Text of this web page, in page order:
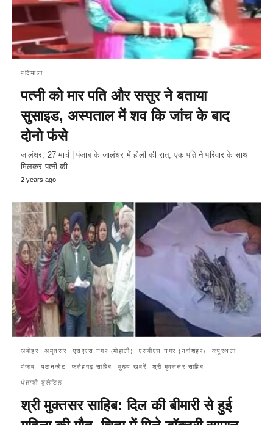
पटियाला
पत्नी को मार पति और ससुर ने बताया
सुसाइड, अस्पताल में शव कि जांच के बाद
दोनो फंसे
जालंधर, 27 मार्च | पंजाब के जालंधर में होली की रात, एक पति ने परिवार के साथ
मिलकर पत्नी की…
2 years ago
अबोहर अमृतसर एसएएस नगर (मोहाली) एसबीएस नगर (नवांशहर) कपूरथला
पंजाब पठानकोट फतेहगढ़ साहिब मुख्य खबरें श्री मुक्तसर साहिब
ਪੰਜਾਬੀ ਬੁਲੇਟਿਨ
श्री मुक्तसर साहिब: दिल की बीमारी से हुई